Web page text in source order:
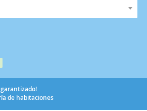
de habitaciones